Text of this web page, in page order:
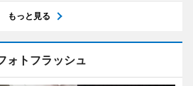
もっと見る
ォトフラッシュ